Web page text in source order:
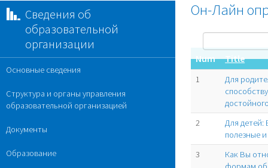
Он-Лайн
Num Title
1
Для
2
Для детей:
полезные
3
Как Вы
Сведения об
образовательной
организации
Основные сведения
Структура и органы управления
образовательной организацией
Документы
Образование